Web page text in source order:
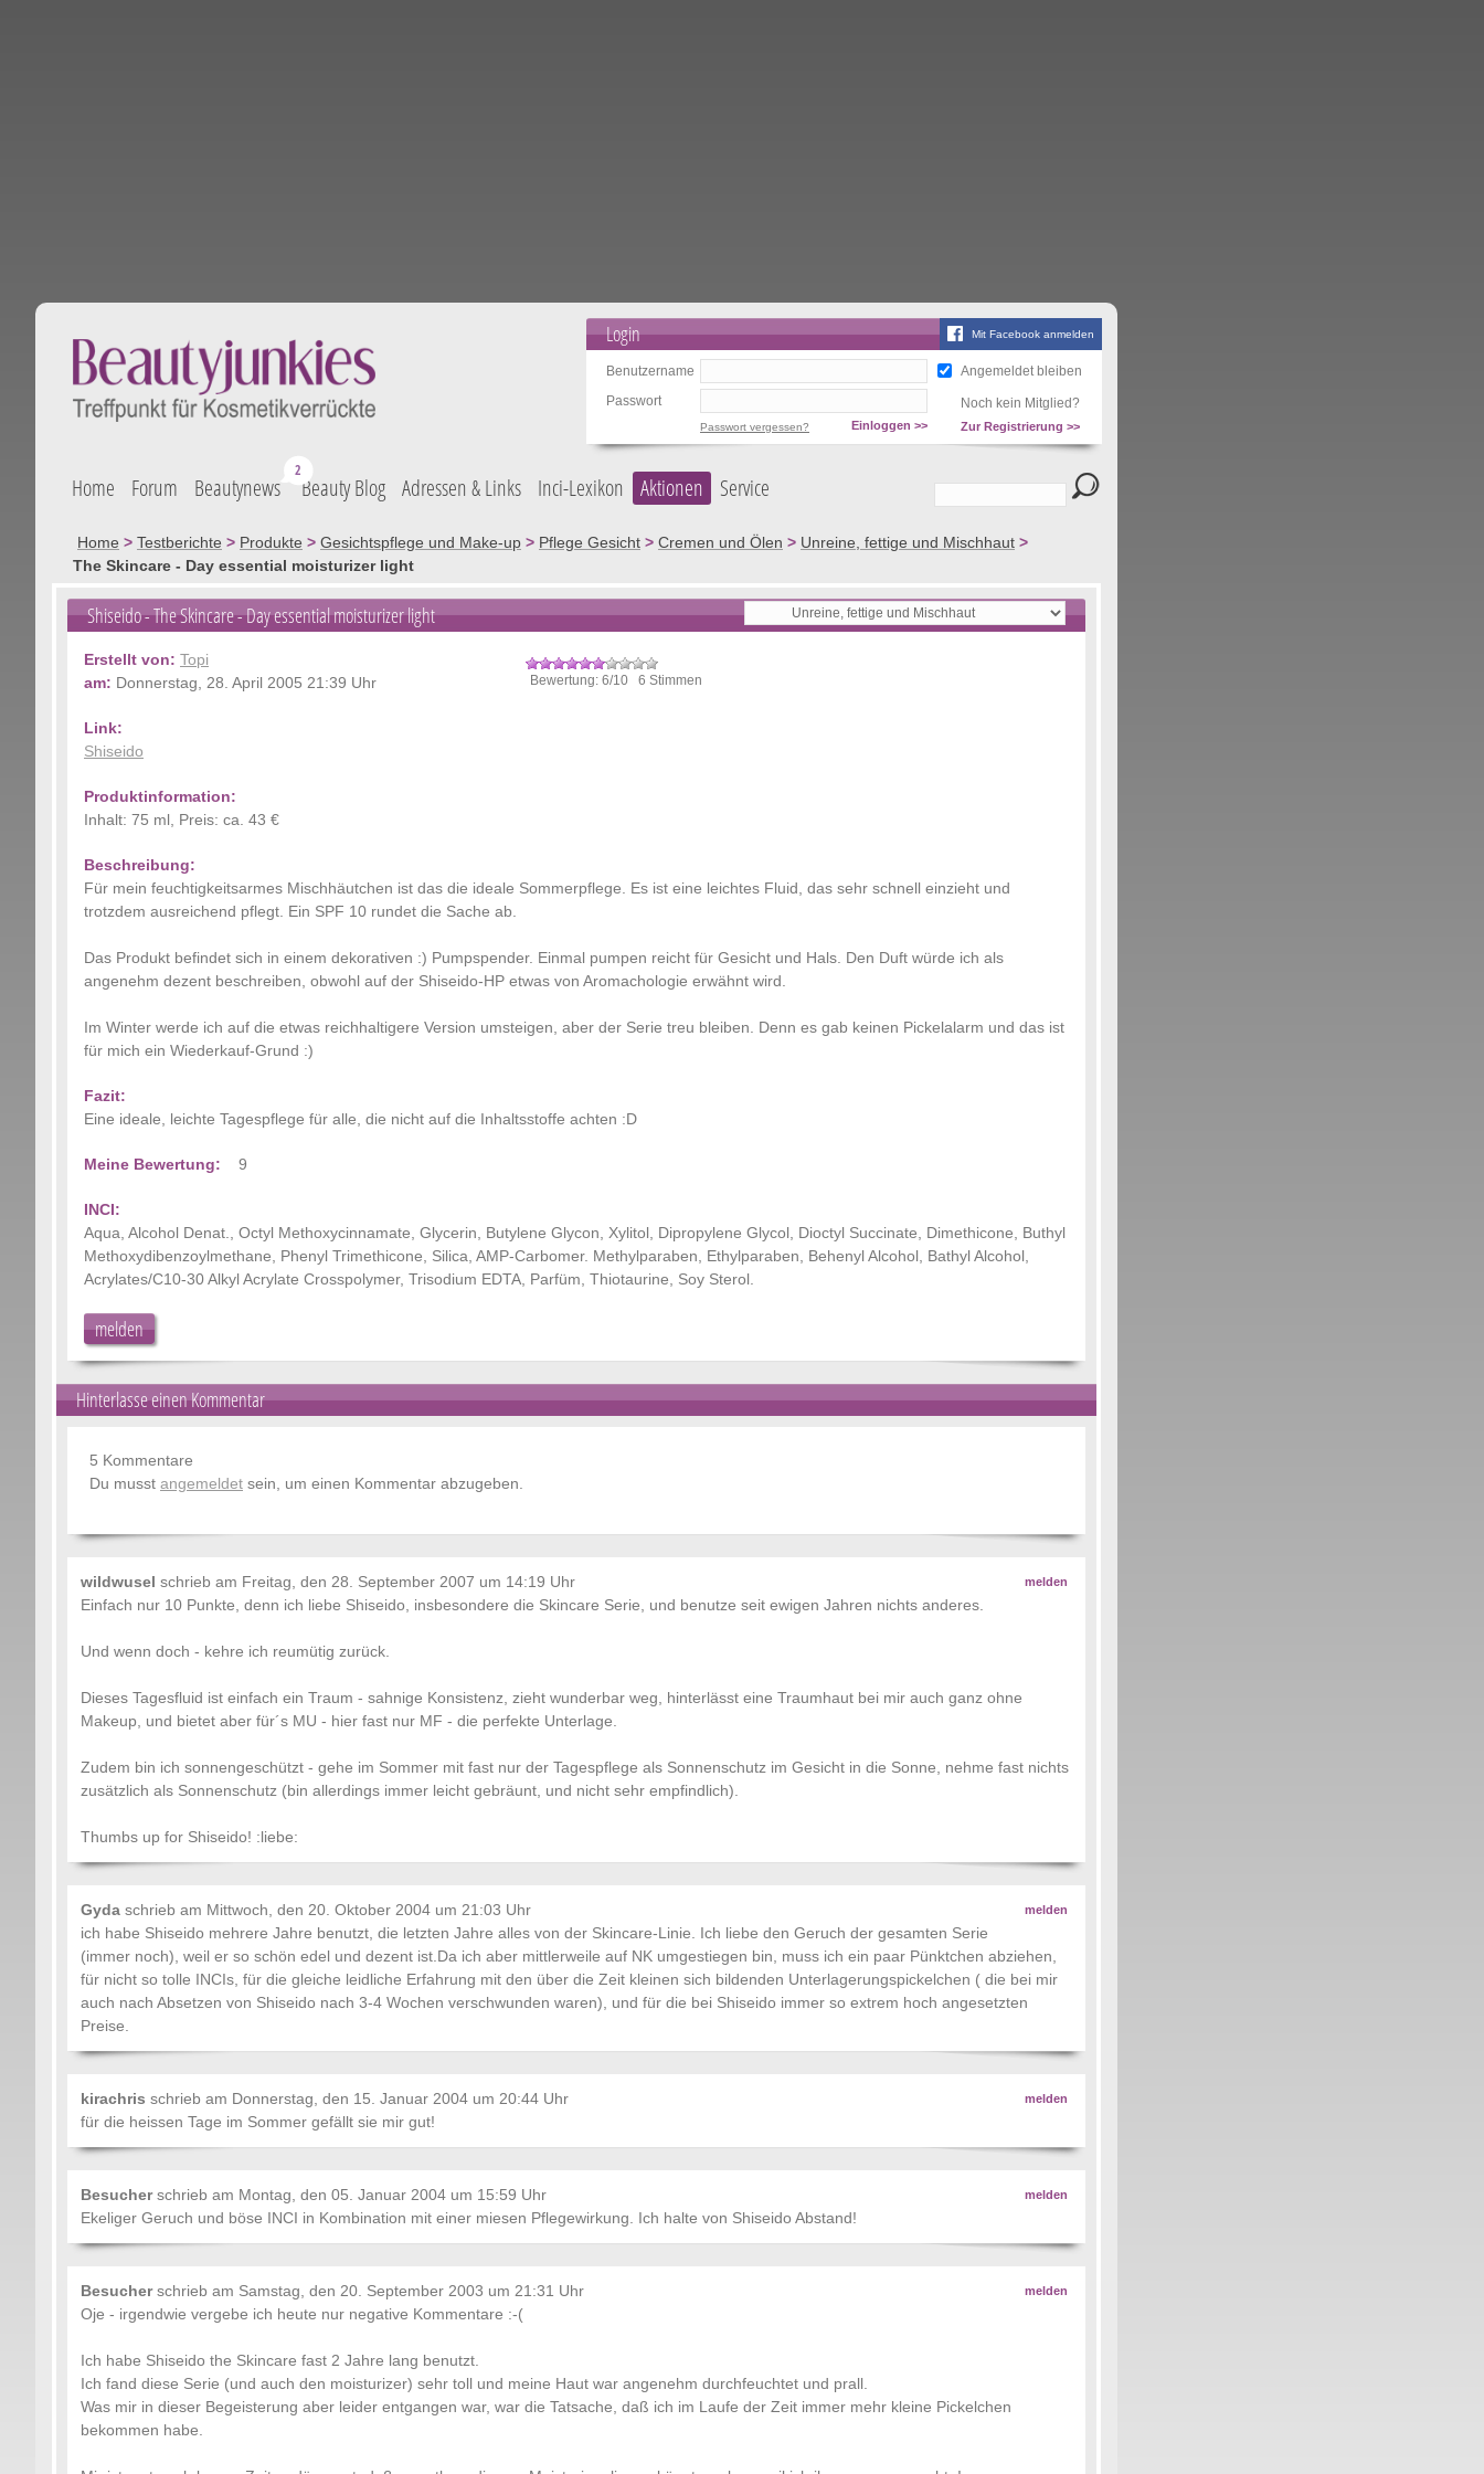
Mit Facebook anmelden
Login
Benutzername
Angemeldet bleiben
Passwort
Noch kein Mitglied?
Einloggen >>
Passwort vergessen? Zur Registrierung >>
Home Forum Beautynews Beauty Blog Adressen & Links Inci-Lexikon Aktionen Service
Home > Testberichte > Produkte > Gesichtspflege und Make-up > Pflege Gesicht > Cremen und Ölen > Unreine, fettige und Mischhaut >
The Skincare - Day essential moisturizer light
Shiseido- The Skincare - Day essential moisturizer light
Erstellt von: Topi
am: Donnerstag, 28. April 2005 21:39 Uhr Bewertung: 6/10 6 Stimmen
Link:
Shiseido
Produktinformation:
Inhalt: 75 ml, Preis: ca. 43 €
Beschreibung:
Für mein feuchtigkeitsarmes Mischhäutchen ist das die ideale Sommerpflege. Es ist eine leichtes Fluid, das sehr schnell einzieht und
trotzdem ausreichend pflegt. Ein SPF 10 rundet die Sache ab.
Das Produkt befindet sich in einem dekorativen :) Pumpspender. Einmal pumpen reicht für Gesicht und Hals. Den Duft würde ich als
angenehm dezent beschreiben, obwohl auf der Shiseido-HP etwas von Aromachologie erwähnt wird.
Im Winter werde ich auf die etwas reichhaltigere Version umsteigen, aber der Serie treu bleiben. Denn es gab keinen Pickelalarm und das ist
für mich ein Wiederkauf-Grund :)
Fazit:
Eine ideale, leichte Tagespflege für alle, die nicht auf die Inhaltsstoffe achten :D
Meine Bewertung: 9
INCI:
Aqua, Alcohol Denat., Octyl Methoxycinnamate, Glycerin, Butylene Glycon, Xylitol, Dipropylene Glycol, Dioctyl Succinate, Dimethicone, Buthyl
Methoxydibenzoylmethane, Phenyl Trimethicone, Silica, AMP-Carbomer. Methylparaben, Ethylparaben, Behenyl Alcohol, Bathyl Alcohol,
Acrylates/C10-30 Alkyl Acrylate Crosspolymer, Trisodium EDTA, Parfüm, Thiotaurine, Soy Sterol.
melden
Hinterlasse einen Kommentar
5 Kommentare
Du musst angemeldet sein, um einen Kommentar abzugeben.
melden
wildwusel schrieb am Freitag, den 28. September 2007 um 14:19 Uhr
Einfach nur 10 Punkte, denn ich liebe Shiseido, insbesondere die Skincare Serie, und benutze seit ewigen Jahren nichts anderes.
Und wenn doch - kehre ich reumütig zurück.
Dieses Tagesfluid ist einfach ein Traum - sahnige Konsistenz, zieht wunderbar weg, hinterlässt eine Traumhaut bei mir auch ganz ohne
Makeup, und bietet aber für´s MU - hier fast nur MF - die perfekte Unterlage.
Zudem bin ich sonnengeschützt - gehe im Sommer mit fast nur der Tagespflege als Sonnenschutz im Gesicht in die Sonne, nehme fast nichts
zusätzlich als Sonnenschutz (bin allerdings immer leicht gebräunt, und nicht sehr empfindlich).
Thumbs up for Shiseido! :liebe:
melden
Gyda schrieb am Mittwoch, den 20. Oktober 2004 um 21:03 Uhr
ich habe Shiseido mehrere Jahre benutzt, die letzten Jahre alles von der Skincare-Linie. Ich liebe den Geruch der gesamten Serie
(immer noch), weil er so schön edel und dezent ist.Da ich aber mittlerweile auf NK umgestiegen bin, muss ich ein paar Pünktchen abziehen,
für nicht so tolle INCIs, für die gleiche leidliche Erfahrung mit den über die Zeit kleinen sich bildenden Unterlagerungspickelchen ( die bei mir
auch nach Absetzen von Shiseido nach 3-4 Wochen verschwunden waren), und für die bei Shiseido immer so extrem hoch angesetzten
Preise.
melden
kirachris schrieb am Donnerstag, den 15. Januar 2004 um 20:44 Uhr
für die heissen Tage im Sommer gefällt sie mir gut!
melden
Besucher schrieb am Montag, den 05. Januar 2004 um 15:59 Uhr
Ekeliger Geruch und böse INCI in Kombination mit einer miesen Pflegewirkung. Ich halte von Shiseido Abstand!
melden
Besucher schrieb am Samstag, den 20. September 2003 um 21:31 Uhr
Oje - irgendwie vergebe ich heute nur negative Kommentare :-(
Ich habe Shiseido the Skincare fast 2 Jahre lang benutzt.
Ich fand diese Serie (und auch den moisturizer) sehr toll und meine Haut war angenehm durchfeuchtet und prall.
Was mir in dieser Begeisterung aber leider entgangen war, war die Tatsache, daß ich im Laufe der Zeit immer mehr kleine Pickelchen
bekommen habe.